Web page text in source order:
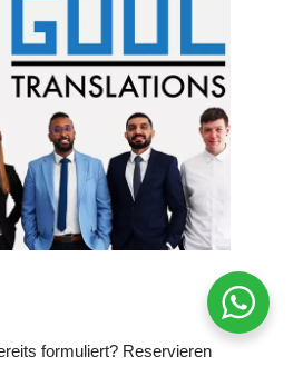
formuliert? Reservieren